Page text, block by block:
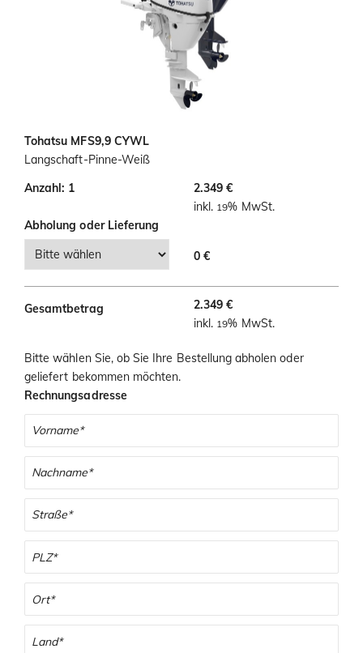
Tohatsu MFS9,9 CYWL
Langschaft-Pinne-Weiß
Anzahl: 1
2.349 €
inkl. 19% MwSt.
Abholung oder Lieferung
0 €
Gesamtbetrag
2.349 €
inkl. 19% MwSt.
Bitte wählen Sie, ob Sie Ihre Bestellung abholen oder
geliefert bekommen möchten.
Rechnungsadresse